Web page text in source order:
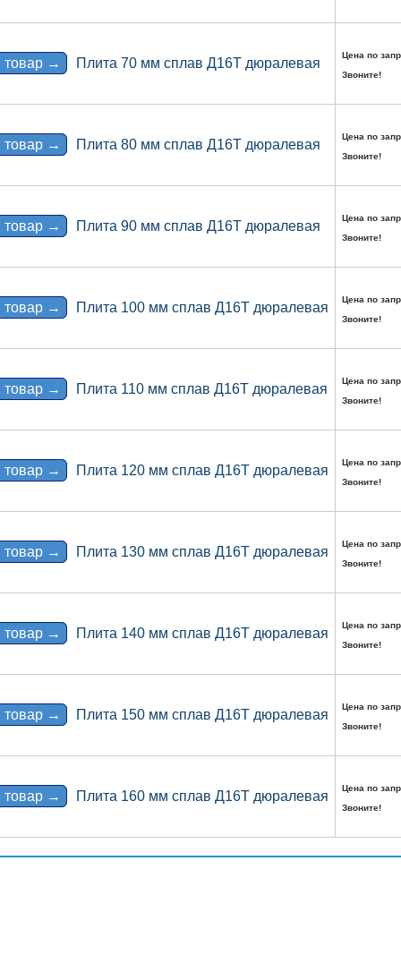
товар → Плита 70 мм сплав Д16Т дюралевая
Цена по
Звоните!
товар → Плита 80 мм сплав Д16Т дюралевая
Цена по
Звоните!
товар → Плита 90 мм сплав Д16Т дюралевая
Цена по
Звоните!
товар → Плита 100 мм сплав Д16Т дюралевая
Цена по
Звоните!
товар → Плита 110 мм сплав Д16Т дюралевая
Цена по
Звоните!
товар → Плита 120 мм сплав Д16Т дюралевая
Цена по
Звоните!
товар → Плита 130 мм сплав Д16Т дюралевая
Цена по
Звоните!
товар → Плита 140 мм сплав Д16Т дюралевая
Цена по
Звоните!
товар → Плита 150 мм сплав Д16Т дюралевая
Цена по
Звоните!
товар → Плита 160 мм сплав Д16Т дюралевая
Цена по
Звоните!